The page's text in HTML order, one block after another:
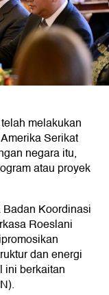
melakukan
Serikat
negara itu,
atau proyek
Koordinasi
Roeslani
dan energi
ini berkaitan